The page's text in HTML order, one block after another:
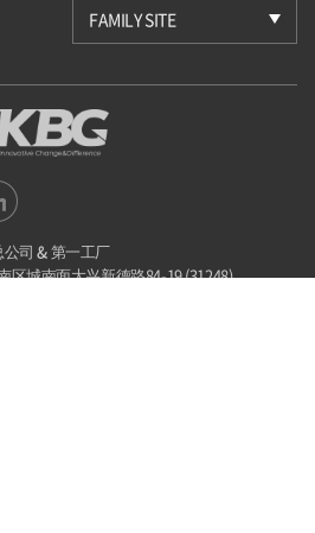
FAMILY SITE
公司 & 第一工厂
区城南面大兴新德路84-19 (31248)